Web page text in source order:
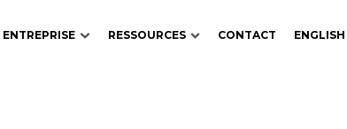
ENTREPRISE RESSOURCES CONTACT ENGLISH